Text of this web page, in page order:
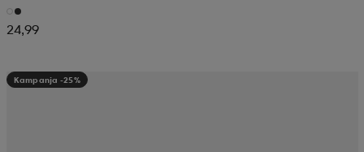
24,99
Kampanja -25%